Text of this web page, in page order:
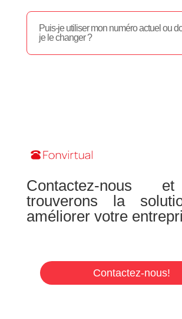
Puis-je utiliser mon numéro actuel ou
je le changer ?
Contactez-nous
trouverons la
améliorer votre
Contactez-nous!